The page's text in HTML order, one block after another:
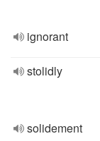
ignorant
stolidly
solidement